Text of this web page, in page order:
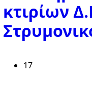
κτιρίων
17